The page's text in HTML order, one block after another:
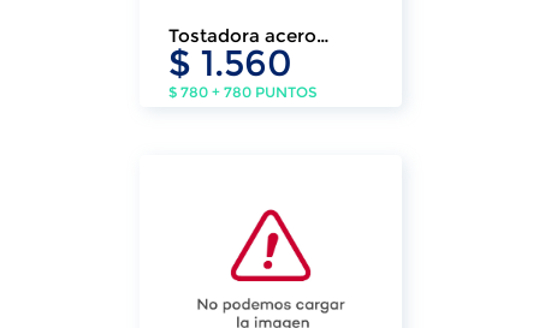
Tostadora acero
inoxidable Klasse
$ 1.560
$ 780 + 780 PUNTOS